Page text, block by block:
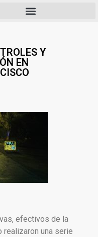
Y
EN
efectivos de la
realizaron una serie